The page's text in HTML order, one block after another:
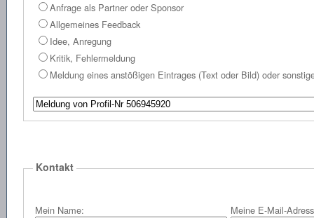
Anfrage als Partner oder Sponsor
Allgemeines Feedback
Idee, Anregung
Kritik, Fehlermeldung
Meldung eines anstößigen Eintrages (Text oder Bild) oder
Kontakt
Mein Name: Meine E-Mail-